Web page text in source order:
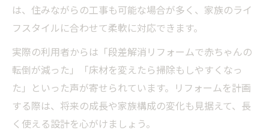
は、住みながらの工事も可能な場合が多く、家族のライ
フスタイルに合わせて柔軟に対応できます。
実際の利用者からは「段差解消リフォームで赤ちゃんの
転倒が減った」「床材を変えたら掃除もしやすくなっ
た」といった声が寄せられています。リフォームを計画
する際は、将来の成長や家族構成の変化も見据えて、長
く使える設計を心がけましょう。